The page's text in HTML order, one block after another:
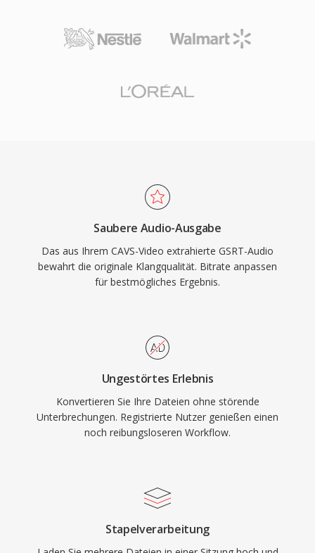
Saubere Audio-Ausgabe
Das aus Ihrem CAVS-Video extrahierte GSRT-Audio
bewahrt die originale Klangqualität. Bitrate anpassen
für bestmögliches Ergebnis.
Ungestörtes Erlebnis
Konvertieren Sie Ihre Dateien ohne störende
Unterbrechungen. Registrierte Nutzer genießen einen
noch reibungsloseren Workflow.
Stapelverarbeitung